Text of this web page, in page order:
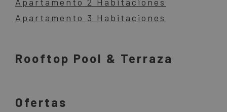
Apartamento 3 Habitaciones
Rooftop Pool & Terraza
Ofertas